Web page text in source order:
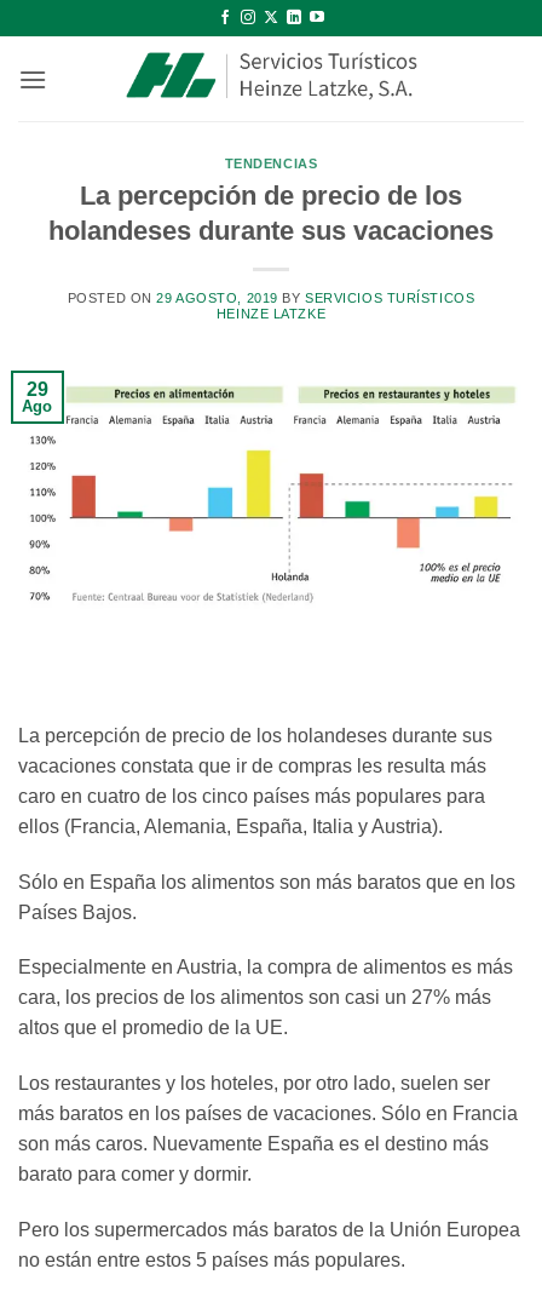
contenido
TENDENCIAS
La percepción de precio de los
holandeses durante sus vacaciones
POSTED ON29 AGOSTO, 2019 BYSERVICIOS TURÍSTICOS
HEINZE LATZKE
29
Ago
La percepción de precio de los holandeses durante sus
vacaciones constata que ir de compras les resulta más
caro en cuatro de los cinco países más populares para
ellos (Francia, Alemania, España, Italia y Austria).
Sólo en España los alimentos son más baratos que en los
Países Bajos.
Especialmente en Austria, la compra de alimentos es más
cara, los precios de los alimentos son casi un 27% más
altos que el promedio de la UE.
Los restaurantes y los hoteles, por otro lado, suelen ser
más baratos en los países de vacaciones. Sólo en Francia
son más caros. Nuevamente España es el destino más
barato para comer y dormir.
Pero los supermercados más baratos de la Unión Europea
no están entre estos 5 países más populares.